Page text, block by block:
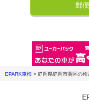
郵
EPARK車検 > 静岡県静岡市葵区の検